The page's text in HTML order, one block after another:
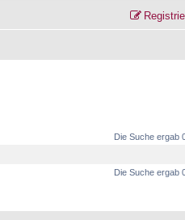
Die Suche ergab
Die Suche ergab